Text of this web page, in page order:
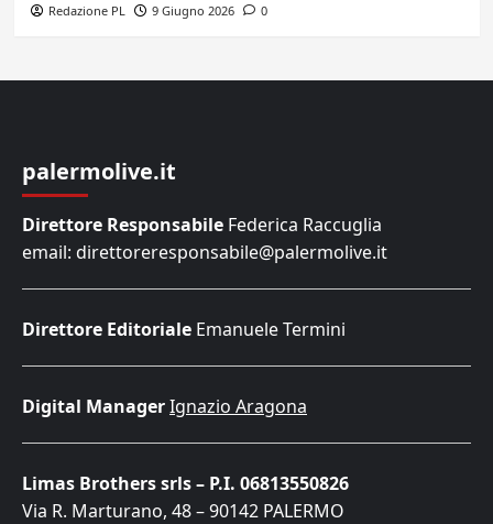
Redazione PL 9 Giugno 2026 0
palermolive.it
Direttore Responsabile Federica Raccuglia
email: direttoreresponsabile@palermolive.it
Direttore Editoriale Emanuele Termini
Digital ManagerIgnazio Aragona
Limas Brothers srls – P.I. 06813550826
Via R. Marturano, 48 – 90142 PALERMO